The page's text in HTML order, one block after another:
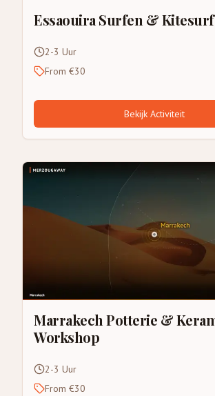
Essaouira Surfen &
2-3 Uur
From €30
Bekijk Activiteit
Marrakech Potterie &
Workshop
2-3 Uur
From €30